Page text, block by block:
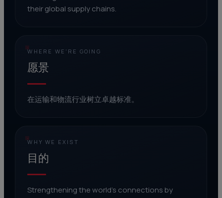
their global supply chains.
WHERE WE'RE GOING
愿景
在运输和物流行业树立卓越标准。
WHY WE EXIST
目的
Strengthening the world's connections by